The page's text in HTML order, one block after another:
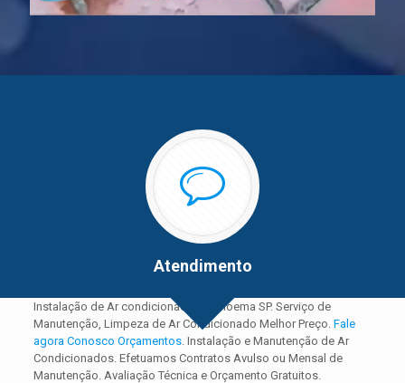
Atendimento
Instalação de Ar condicionado em Moema SP. Serviço de
Manutenção, Limpeza de Ar Condicionado Melhor Preço. Fale
agora Conosco Orçamentos. Instalação e Manutenção de Ar
Condicionados. Efetuamos Contratos Avulso ou Mensal de
Manutenção. Avaliação Técnica e Orçamento Gratuitos.